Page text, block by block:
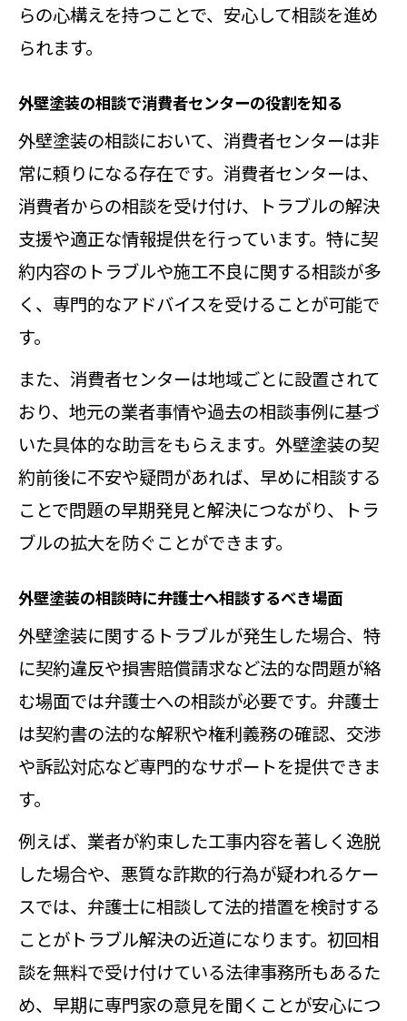
らの心構えを持つことで、安心して相談を進め
られます。
外壁塗装の相談で消費者センターの役割を知る
外壁塗装の相談において、消費者センターは非
常に頼りになる存在です。消費者センターは、
消費者からの相談を受け付け、トラブルの解決
支援や適正な情報提供を行っています。特に契
約内容のトラブルや施工不良に関する相談が多
く、専門的なアドバイスを受けることが可能で
す。
また、消費者センターは地域ごとに設置されて
おり、地元の業者事情や過去の相談事例に基づ
いた具体的な助言をもらえます。外壁塗装の契
約前後に不安や疑問があれば、早めに相談する
ことで問題の早期発見と解決につながり、トラ
ブルの拡大を防ぐことができます。
外壁塗装の相談時に弁護士へ相談するべき場面
外壁塗装に関するトラブルが発生した場合、特
に契約違反や損害賠償請求など法的な問題が絡
む場面では弁護士への相談が必要です。弁護士
は契約書の法的な解釈や権利義務の確認、交渉
や訴訟対応など専門的なサポートを提供できま
す。
例えば、業者が約束した工事内容を著しく逸脱
した場合や、悪質な詐欺的行為が疑われるケー
スでは、弁護士に相談して法的措置を検討する
ことがトラブル解決の近道になります。初回相
談を無料で受け付けている法律事務所もあるた
め、早期に専門家の意見を聞くことが安心につ